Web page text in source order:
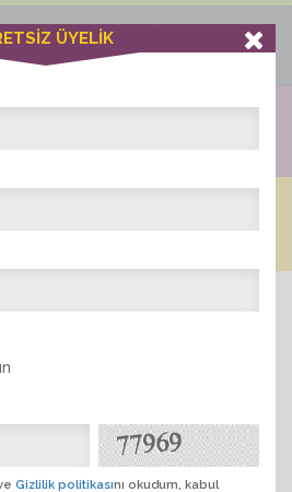
Kazan
İNDİR
ÜYE ARA
ÜYELİK
Gizlilik politikasını okudum, kabul